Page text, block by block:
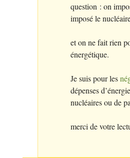
question : on
imposé le
et on ne fait rien
énergétique.
Je suis pour les
dépenses
nucléaires ou de
merci de votre